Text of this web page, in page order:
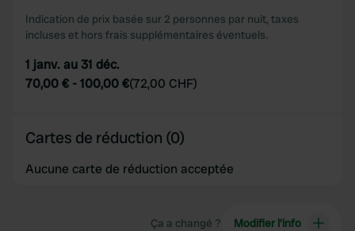
Indication de prix basée sur 2 personnes par nuit, taxes
incluses et hors frais supplémentaires éventuels.
1 janv. au 31 déc.
70,00 € -100,00 €(72,00 CHF)
Cartes de réduction (0)
Aucune carte de réduction acceptée
Ça a changé ? Modifier l’info